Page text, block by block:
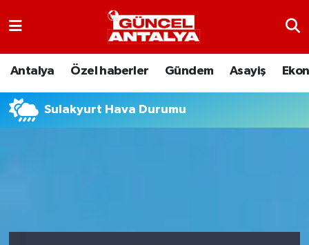
Antalya Özel haberler Gündem Asayiş
Sulakyurt Hava Durumu
Antalya
Nöbetçi Eczaneler